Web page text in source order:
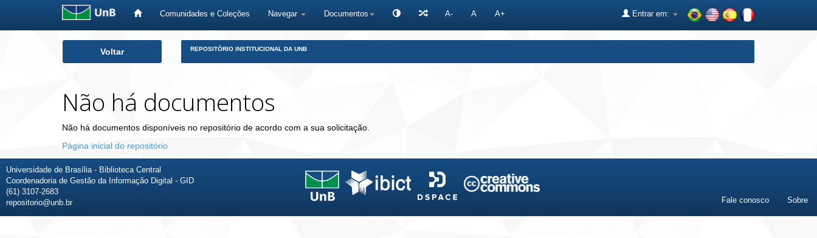
Comunidades e Coleções Navegar Documentos A- A A+ Entrar em:
Voltar REPOSITÓRIO INSTITUCIONAL DA UNB
Não há documentos
Não há documentos disponíveis no repositório de acordo com a sua solicitação.
Página inicial do repositório
Universidade de Brasília - Biblioteca Central
Coordenadoria de Gestão da Informação Digital - GID
(61) 3107-2683
repositorio@unb.br
Fale conosco Sobre